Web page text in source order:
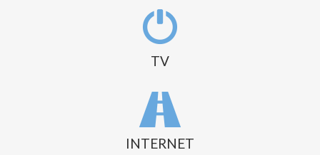
TV
INTERNET